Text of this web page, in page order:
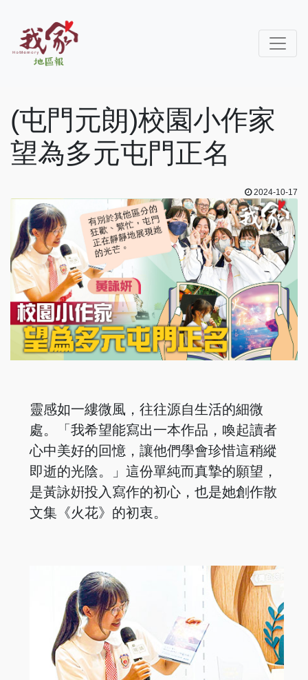
(屯門元朗)校園小作家
望為多元屯門正名
2024-10-17
靈感如一縷微風，往往源自生活的細微
處。「我希望能寫出一本作品，喚起讀者
心中美好的回憶，讓他們學會珍惜這稍縱
即逝的光陰。」這份單純而真摯的願望，
是黃詠姸投入寫作的初心，也是她創作散
文集《火花》的初衷。